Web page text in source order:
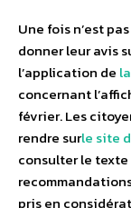
Une fois n’est
donner leur avis
l’application de
concernant
février. Les
rendre surle site
consulter le
pris en